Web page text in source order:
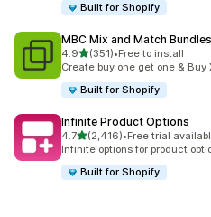
Built for Shopify
MBC Mix and Match
4.95つ星中
(351)
合計レビュー数：351件
•Free to install
Create buy one get one &
Built for Shopify
Infinite Product Options
4.75つ星中
(2,416)
合計レビュー数：2416件
•Free trial
Infinite options for product
Built for Shopify